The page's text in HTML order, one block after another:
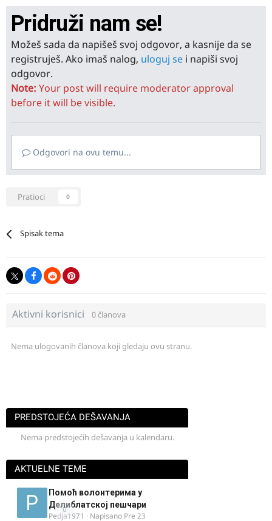
Pridruži nam se!
Možeš sada da napišeš svoj odgovor, a kasnije da se
registruješ. Ako imaš nalog, uloguj se i napiši svoj
odgovor.
Note: Your post will require moderator approval
before it will be visible.
Odgovori na ovu temu...
Pratioci 0
Spisak tema
Aktivni korisnici 0 članova
Nema ulogovanih članova koji gledaju ovu stranu.
PREDSTOJEĆA DEŠAVANJA
Nema predstojećih dešavanja u kalendaru.
AKTUELNE TEME
0
Помоћ волонтерима у
Делиблатској пешчари
Pedja1971 · Napisano Pre 23